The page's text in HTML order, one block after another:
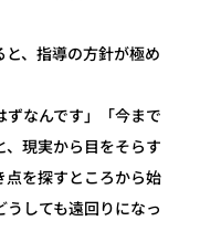
、指導の方針が極め
なんです」「今まで
現実から目をそらす
を探すところから始
しても遠回りになっ